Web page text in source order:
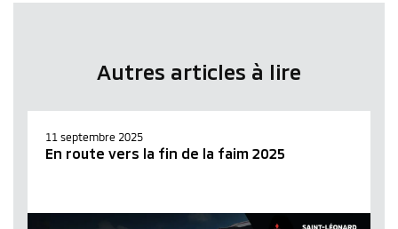
Autres articles à lire
11 septembre 2025
En route vers la fin de la faim 2025